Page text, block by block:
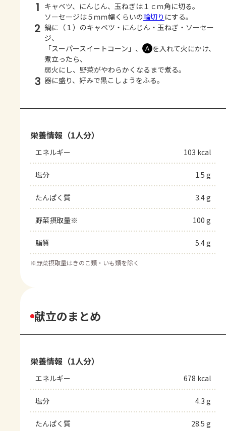
1 キャベツ、にんじん、玉ねぎは１ｃｍ角に切る。
ソーセージは５ｍｍ幅くらいの輪切り にする。
2 鍋に（１）のキャベツ・にんじん・玉ねぎ・ソーセー
ジ、
「スーパースイートコーン」、
Ａ を入れて火にかけ、
煮立ったら、
弱火にし、野菜がやわらかくなるまで煮る。
3 器に盛り、好みで黒こしょうをふる。
栄養情報（1人分）
エネルギー 103 kcal
塩分 1.5 g
たんぱく質 3.4 g
野菜摂取量※ 100 g
脂質 5.4 g
※野菜摂取量はきのこ類・いも類を除く
献立のまとめ
栄養情報（1人分）
エネルギー 678 kcal
塩分 4.3 g
たんぱく質 28.5 g